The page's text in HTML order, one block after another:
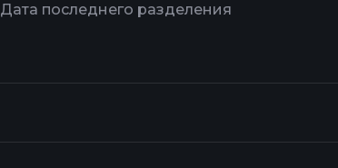
Дата последнего разделения